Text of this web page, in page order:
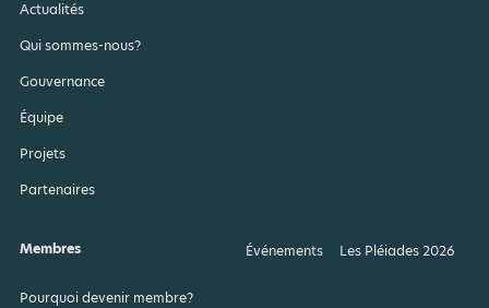
Actualités
Qui sommes-nous?
Gouvernance
Équipe
Projets
Partenaires
Membres
Pourquoi devenir membre?
Événements Les Pléiades 2026